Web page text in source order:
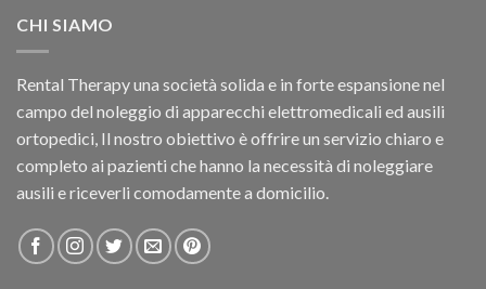
CHI SIAMO
Rental Therapy una società solida e in forte espansione nel
campo del noleggio di apparecchi elettromedicali ed ausili
ortopedici, Il nostro obiettivo è offrire un servizio chiaro e
completo ai pazienti che hanno la necessità di noleggiare
ausili e riceverli comodamente a domicilio.